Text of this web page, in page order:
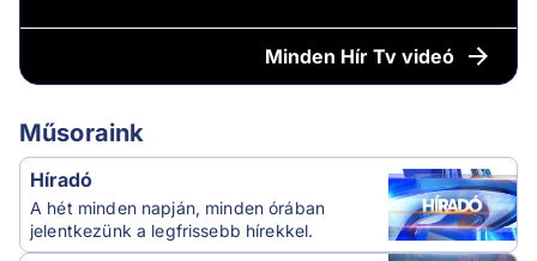
Minden Hír Tv videó
Műsoraink
Híradó
A hét minden napján, minden órában
jelentkezünk a legfrissebb hírekkel.